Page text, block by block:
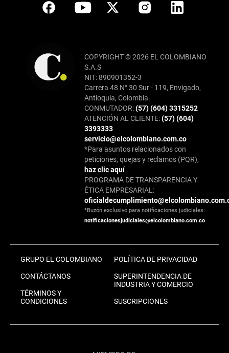
COPYRIGHT © 2026 EL COLOMBIANO
S.A.S
NIT: 890901352-3
Carrera 48 N° 30 Sur - 119, Envigado,
Antioquia, Colombia.
CONMUTADOR:(57) (604) 3315252
ATENCIÓN AL CLIENTE:(57) (604)
3393333
servicio@elcolombiano.com.co
*Para asuntos relacionados con
peticiones, quejas y reclamos (PQR),
haz clic aquí
PROGRAMA DE TRANSPARENCIA Y
ÉTICA EMPRESARIAL:
*Buzón exclusivo para notificaciones judiciales:
notificacionesjudiciales@elcolombiano.com.co
GRUPO EL COLOMBIANO
CONTÁCTANOS
TÉRMINOS Y
CONDICIONES
POLÍTICA DE PRIVACIDAD
SUPERINTENDENCIA DE
INDUSTRIA Y COMERCIO
SUSCRIPCIONES